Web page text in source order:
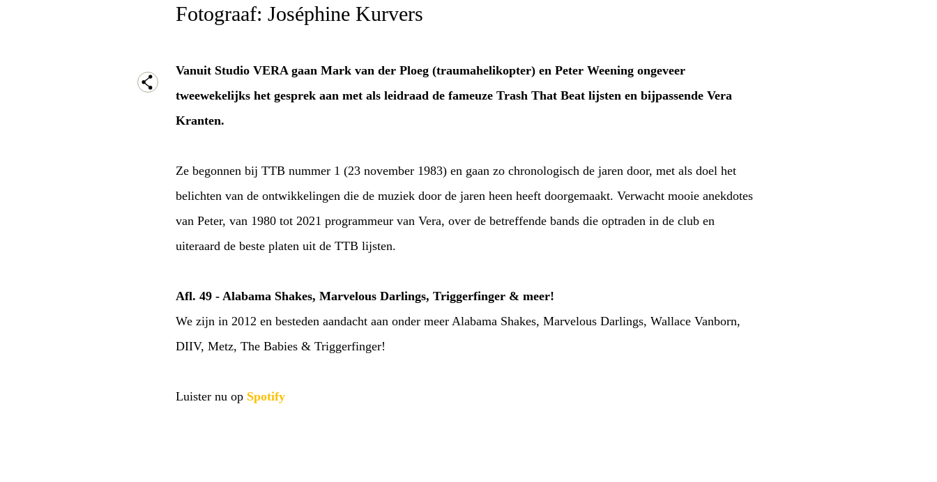
Fotograaf: Joséphine Kurvers
Vanuit Studio VERA gaan Mark van der Ploeg (traumahelikopter) en Peter Weening ongeveer
tweewekelijks het gesprek aan met als leidraad de fameuze Trash That Beat lijsten en bijpassende Vera
Kranten.
Ze begonnen bij TTB nummer 1 (23 november 1983) en gaan zo chronologisch de jaren door, met als doel het
belichten van de ontwikkelingen die de muziek door de jaren heen heeft doorgemaakt. Verwacht mooie anekdotes
van Peter, van 1980 tot 2021 programmeur van Vera, over de betreffende bands die optraden in de club en
uiteraard de beste platen uit de TTB lijsten.
Afl. 49 - Alabama Shakes, Marvelous Darlings, Triggerfinger & meer!
We zijn in 2012 en besteden aandacht aan onder meer Alabama Shakes, Marvelous Darlings, Wallace Vanborn,
DIIV, Metz, The Babies & Triggerfinger!
Luister nu op Spotify